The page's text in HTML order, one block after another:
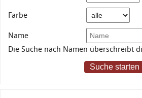
Farbe
Name
Die Suche nach Namen überschreibt
Suche starten